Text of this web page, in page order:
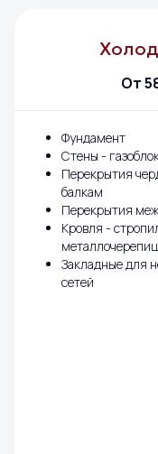
От
Фундамент
Стены -
Перекрытия
балкам
Перекрытия
Кровля -
Закладные для
сетей